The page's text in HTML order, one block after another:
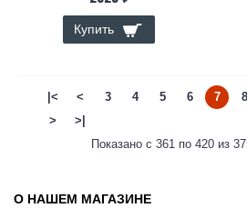
Купить
|< < 3 4 5 6 7 8
>
>|
Показано с 361 по 420 из
О НАШЕМ МАГАЗИНЕ